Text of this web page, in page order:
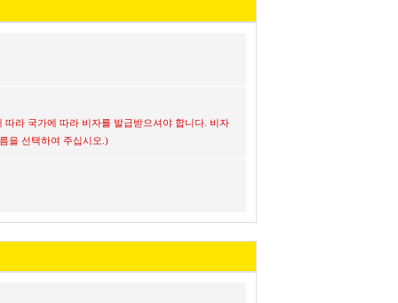
라 국가에 따라 비자를 발급받으셔야 합니다. 비자
을 선택하여 주십시오.)